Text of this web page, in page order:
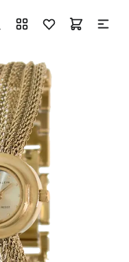
+7 ( 705 ) 181-42-50
info@vetervremeni.kz